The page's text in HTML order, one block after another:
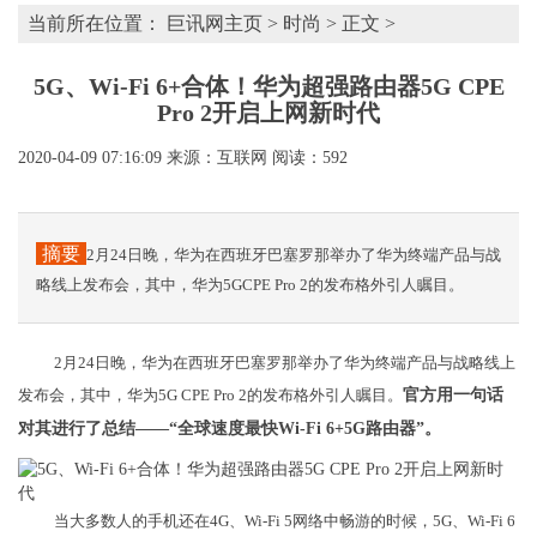
当前所在位置： 巨讯网主页 > 时尚 > 正文 >
5G、Wi-Fi 6+合体！华为超强路由器5G CPE
Pro 2开启上网新时代
2020-04-09 07:16:09 来源：互联网 阅读：592
摘要 2月24日晚，华为在西班牙巴塞罗那举办了华为终端产品与战
略线上发布会，其中，华为5GCPE Pro 2的发布格外引人瞩目。
2月24日晚，华为在西班牙巴塞罗那举办了华为终端产品与战略线上
发布会，其中，华为5G CPE Pro 2的发布格外引人瞩目。 官方用一句话
对其进行了总结——“全球速度最快Wi-Fi 6+5G路由器”。
当大多数人的手机还在4G、Wi-Fi 5网络中畅游的时候，5G、Wi-Fi 6